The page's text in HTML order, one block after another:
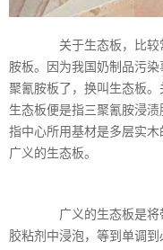
关于生态板，比较
胺板。因为我国奶制品污
聚氰胺板了，换叫生态板
生态板便是指三聚氰胺浸
指中心所用基材是多层实
广义的生态板。
广义的生态板是将
胶粘剂中浸泡，等到单调